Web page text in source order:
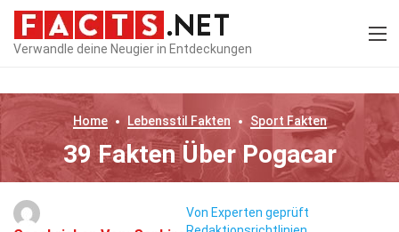
Verwandle deine Neugier in Entdeckungen
Home Lebensstil Fakten Sport Fakten
39 Fakten Über Pogacar
Von Experten geprüft